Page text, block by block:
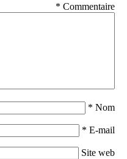
Commentaire
*
Nom
*
E-mail
*
Site web